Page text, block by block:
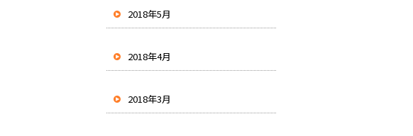
2018年5月
2018年4月
2018年3月